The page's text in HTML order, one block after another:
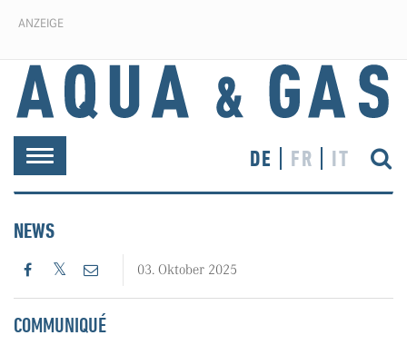
ANZEIGE
Toggle
navigation
DE FR IT
NEWS
03. Oktober 2025
COMMUNIQUÉ